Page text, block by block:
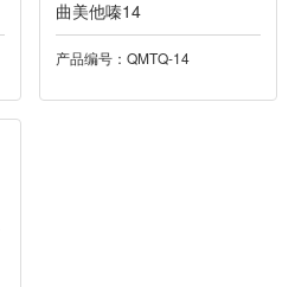
曲美他嗪14
产品编号：QMTQ-14